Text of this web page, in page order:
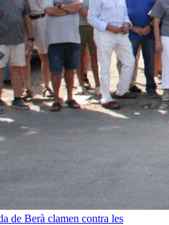
de Berà clamen contra les